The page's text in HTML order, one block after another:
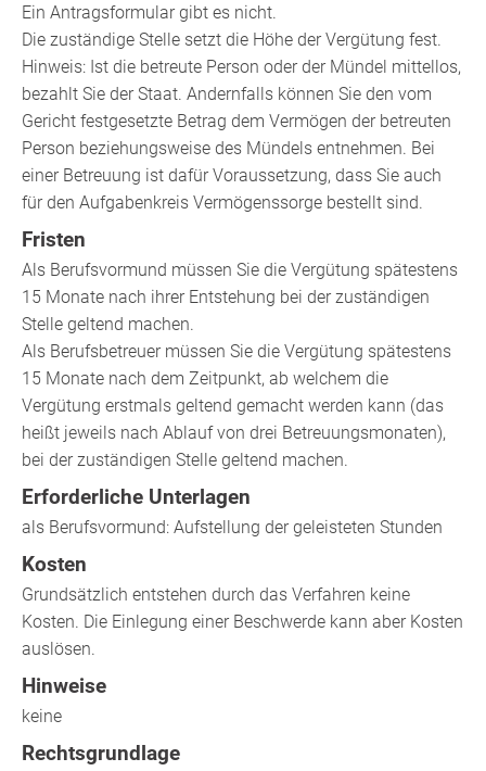
Ein Antragsformular gibt es nicht.
Die zuständige Stelle setzt die Höhe der Vergütung fest.
Hinweis: Ist die betreute Person oder der Mündel mittellos,
bezahlt Sie der Staat. Andernfalls können Sie den vom
Gericht festgesetzte Betrag dem Vermögen der betreuten
Person beziehungsweise des Mündels entnehmen. Bei
einer Betreuung ist dafür Voraussetzung, dass Sie auch
für den Aufgabenkreis Vermögenssorge bestellt sind.
Fristen
Als Berufsvormund müssen Sie die Vergütung spätestens
15 Monate nach ihrer Entstehung bei der zuständigen
Stelle geltend machen.
Als Berufsbetreuer müssen Sie die Vergütung spätestens
15 Monate nach dem Zeitpunkt, ab welchem die
Vergütung erstmals geltend gemacht werden kann (das
heißt jeweils nach Ablauf von drei Betreuungsmonaten),
bei der zuständigen Stelle geltend machen.
Erforderliche Unterlagen
als Berufsvormund: Aufstellung der geleisteten Stunden
Kosten
Grundsätzlich entstehen durch das Verfahren keine
Kosten. Die Einlegung einer Beschwerde kann aber Kosten
auslösen.
Hinweise
keine
Rechtsgrundlage